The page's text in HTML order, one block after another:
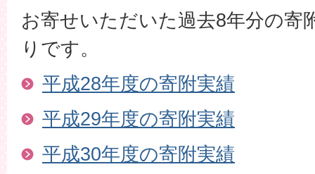
お寄せいただいた過去8年分の寄
りです。
平成28年度の寄附実績
平成29年度の寄附実績
平成30年度の寄附実績